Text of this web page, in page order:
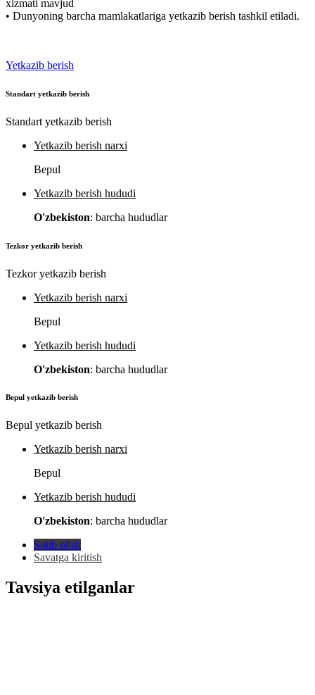
xizmati mavjud
• Dunyoning barcha mamlakatlariga yetkazib berish tashkil etiladi.
Yetkazib berish
Standart yetkazib berish
Standart yetkazib berish
Yetkazib berish narxi
Bepul
Yetkazib berish hududi
O'zbekiston: barcha hududlar
Tezkor yetkazib berish
Tezkor yetkazib berish
Yetkazib berish narxi
Bepul
Yetkazib berish hududi
O'zbekiston: barcha hududlar
Bepul yetkazib berish
Bepul yetkazib berish
Yetkazib berish narxi
Bepul
Yetkazib berish hududi
O'zbekiston: barcha hududlar
Sotib olish
Savatga kiritish
Tavsiya etilganlar